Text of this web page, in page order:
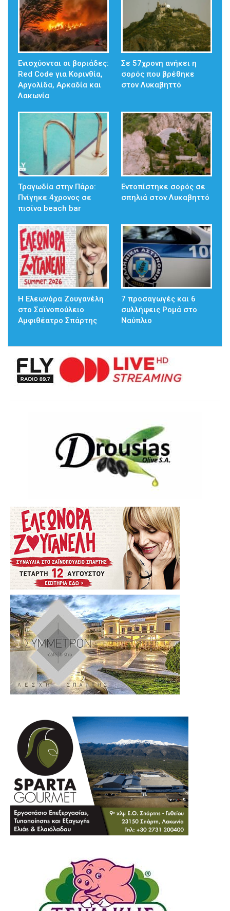
Ενισχύονται οι βοριάδες:
Red Code για Κορινθία,
Αργολίδα, Αρκαδία και
Λακωνία
Σε 57χρονη ανήκει η
σορός που βρέθηκε
στον Λυκαβηττό
Τραγωδία στην Πάρο:
Πνίγηκε 4χρονος σε
πισίνα beach bar
Εντοπίστηκε σορός σε
σπηλιά στον Λυκαβηττό
Η Ελεωνόρα Ζουγανέλη
στο Σαϊνοπούλειο
Αμφιθέατρο Σπάρτης
7 προσαγωγές και 6
συλλήψεις Ρομά στο
Ναύπλιο